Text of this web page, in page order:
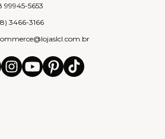
99945-5653
3466-3166